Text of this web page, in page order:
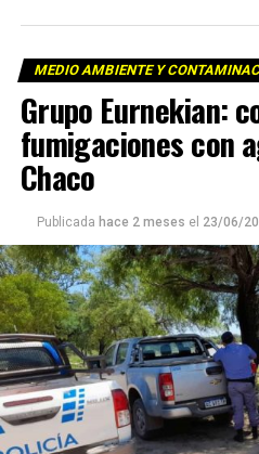
MEDIO AMBIENTE Y
Grupo Eurnekian:
fumigaciones con
Chaco
Publicada hace 2 meses el 23/06/